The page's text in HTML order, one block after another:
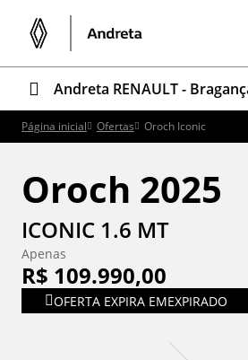
Andreta RENAULT -
Página inicial Ofertas Oroch Iconic
Oroch 2025
ICONIC 1.6 MT
Apenas
R$ 109.990,00
OFERTA EXPIRA EMEXPIRADO